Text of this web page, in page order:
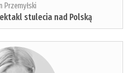
Przemyłski
stulecia nad Polską